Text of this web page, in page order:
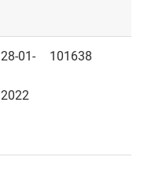
28-01-
2022
101638